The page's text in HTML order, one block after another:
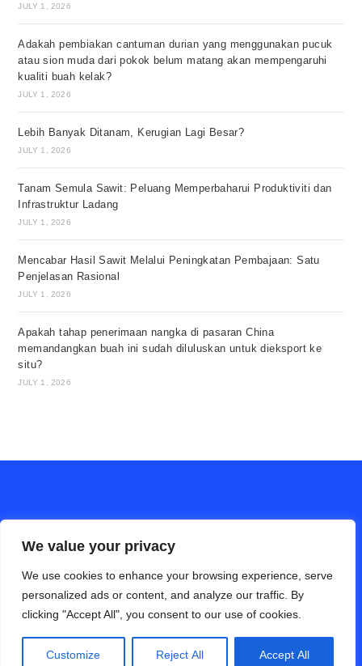
We value your privacy
We use cookies to enhance your browsing experience, serve
personalized ads or content, and analyze our traffic. By
clicking "Accept All", you consent to our use of cookies.
Customize Reject All Accept All
JULY 1, 2026
Adakah pembiakan cantuman durian yang menggunakan pucuk
atau sion muda dari pokok belum matang akan mempengaruhi
kualiti buah kelak?
JULY 1, 2026
Lebih Banyak Ditanam, Kerugian Lagi Besar?
JULY 1, 2026
Tanam Semula Sawit: Peluang Memperbaharui Produktiviti dan
Infrastruktur Ladang
JULY 1, 2026
Mencabar Hasil Sawit Melalui Peningkatan Pembajaan: Satu
Penjelasan Rasional
JULY 1, 2026
Apakah tahap penerimaan nangka di pasaran China
memandangkan buah ini sudah diluluskan untuk dieksport ke
situ?
JULY 1, 2026
ALAM PERTANIAN online (Bahasa Cina)
Disclaimer
Privacy Policy